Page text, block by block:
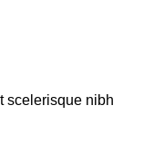
scelerisque nibh